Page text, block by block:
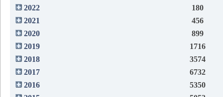
2022
180
2021
456
2020
899
2019
1716
2018
3574
2017
6732
2016
5350